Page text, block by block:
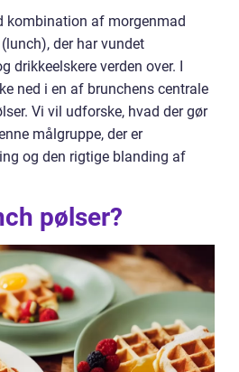
kombination af morgenmad
der har vundet
drikkeelskere verden over. I
ned i en af brunchens centrale
Vi vil udforske, hvad der gør
målgruppe, der er
og den rigtige blanding af
pølser?